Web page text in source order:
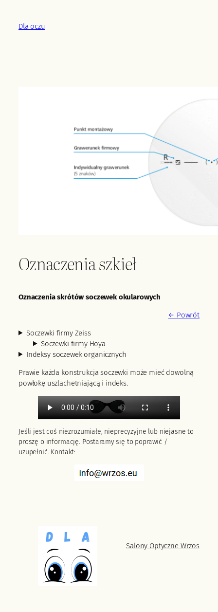
treściDla oczu
Oznaczenia szkieł
Oznaczenia skrótów soczewek okularowych
← Powrót
Soczewki firmy Zeiss
Soczewki firmy Hoya
Indeksy soczewek organicznych
Prawie każda konstrukcja soczewki może mieć dowolną
powłokę uszlachetniającą i indeks.
Jeśli jest coś niezrozumiałe, nieprecyzyjne lub niejasne to
proszę o informację. Postaramy się to poprawić /
uzupełnić. Kontakt:
Salony Optyczne Wrzos